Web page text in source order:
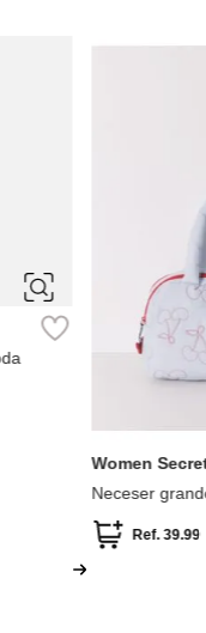
Women
Neceser
Ref.39.99